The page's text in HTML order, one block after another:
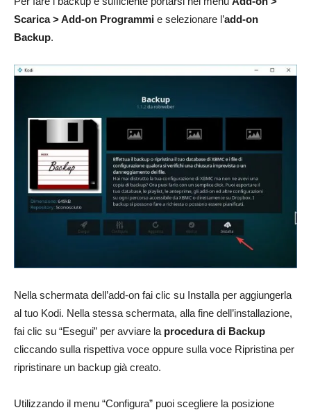
Scarica > Add-on Programmi e selezionare l’add-on
Backup.
Nella schermata dell’add-on fai clic su Installa per aggiungerla
al tuo Kodi. Nella stessa schermata, alla fine dell’installazione,
fai clic su “Esegui” per avviare la procedura di Backup
cliccando sulla rispettiva voce oppure sulla voce Ripristina per
ripristinare un backup già creato.
Utilizzando il menu “Configura” puoi scegliere la posizione